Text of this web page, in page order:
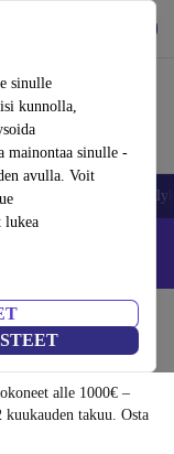
sinulle
kunnolla,
mainontaa sinulle -
avulla. Voit
lukea
–
alle 1000€ –
takuu. Osta